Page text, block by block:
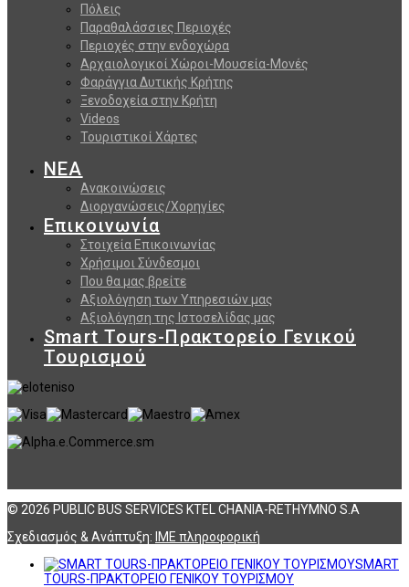
Πόλεις
Παραθαλάσσιες Περιοχές
Περιοχές στην ενδοχώρα
Αρχαιολογικοί Χώροι-Μουσεία-Μονές
Φαράγγια Δυτικής Κρήτης
Ξενοδοχεία στην Κρήτη
Videos
Τουριστικοί Χάρτες
ΝΕΑ
Ανακοινώσεις
Διοργανώσεις/Χορηγίες
Επικοινωνία
Στοιχεία Επικοινωνίας
Χρήσιμοι Σύνδεσμοι
Που θα μας βρείτε
Αξιολόγηση των Υπηρεσιών μας
Αξιολόγηση της Ιστοσελίδας μας
Smart Tours-Πρακτορείο Γενικού
Τουρισμού
© 2026 PUBLIC BUS SERVICES KTEL CHANIA-RETHYMNO S.A
Σχεδιασμός & Ανάπτυξη: ΙΜΕ πληροφορική
SMART
TOURS-ΠΡΑΚΤΟΡΕΙΟ ΓΕΝΙΚΟΥ ΤΟΥΡΙΣΜΟΥ